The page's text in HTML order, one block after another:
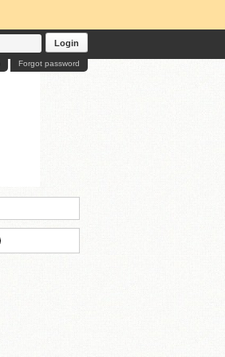
Login
Forgot password